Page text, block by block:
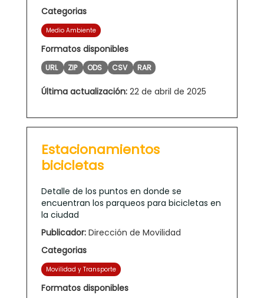
Categorias
Medio Ambiente
Formatos disponibles
URL ZIP ODS CSV RAR
Última actualización: 22 de abril de 2025
Estacionamientos
bicicletas
Detalle de los puntos en donde se
encuentran los parqueos para bicicletas en
la ciudad
Publicador: Dirección de Movilidad
Categorias
Movilidad y Transporte
Formatos disponibles